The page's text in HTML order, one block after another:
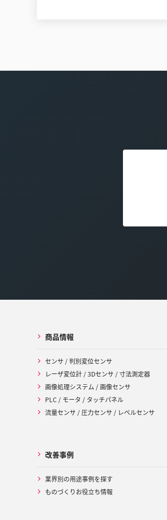
商品情報
センサ / 判別変位センサ
レーザ変位計 / 3Dセンサ / 寸法測定器
画像処理システム / 画像センサ
PLC / モータ / タッチパネル
流量センサ / 圧力センサ / レベルセンサ
改善事例
業界別の用途事例を探す
ものづくりお役立ち情報